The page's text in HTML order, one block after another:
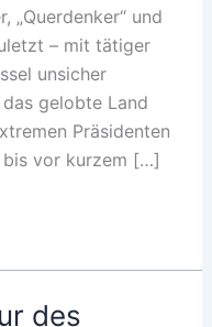
„Querdenker“ und
– mit tätiger
unsicher
gelobte Land
Präsidenten
bis vor kurzem […]
des